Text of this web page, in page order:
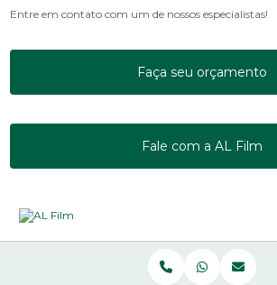
Entre em contato com um de nossos especialistas!
Faça seu orçamento
Fale com a AL Film